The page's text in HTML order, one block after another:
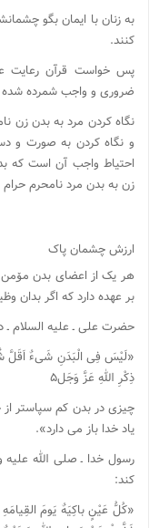
به زنان با ایمان بگو
کنند.
پس خواست قرآن رعایت
ضروری و واجب شمرده
نگاه کردن مرد به بدن زن
و نگاه کردن به صورت و
احتیاط واجب آن است که
زن به بدن مرد نامحرم حرام
ارزش چشمان پاک
هر یک از اعضای بدن
بر عهده دارد که اگر بدان
حضرت علی ـ علیه السلام ـ
«لَیْسَ فِی الْبَدَنِ‌ شَیءٌ اَقَلَّ
ذِکْرِ اللهِ‌ عَزَّ وَجَل۵
چیزی در بدن کم سپاستر
یاد خدا باز می دارد».
رسول خدا ـ صلی الله
کند:
«کُلُّ عَیْنٍ باکِیَهٌ یَومَ